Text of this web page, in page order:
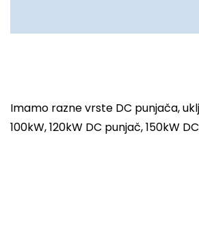
Imamo razne vrste DC punjača,
100kW, 120kW DC punjač, 150kW